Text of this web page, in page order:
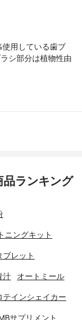
使用している歯ブ
シ部分は植物性由
ランキング
ニングキット
ブレット
汁 オートミール
テインシェイカー
サプリメント